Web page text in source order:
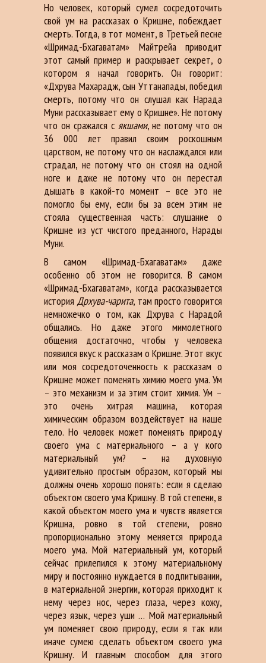
Но человек, который сумел сосредоточить
свой ум на рассказах о Кришне, побеждает
смерть. Тогда, в тот момент, в Третьей песне
«Шримад-Бхагаватам» Майтрейа приводит
этот самый пример и раскрывает секрет, о
котором я начал говорить. Он говорит:
«Дхрува Махарадж, сын Уттанапады, победил
смерть, потому что он слушал как Нарада
Муни рассказывает ему о Кришне». Не потому
что он сражался с якшами, не потому что он
36 000 лет правил своим роскошным
царством, не потому что он наслаждался или
страдал, не потому что он стоял на одной
ноге и даже не потому что он перестал
дышать в какой-то момент – все это не
помогло бы ему, если бы за всем этим не
стояла существенная часть: слушание о
Кришне из уст чистого преданного, Нарады
Муни.
В самом «Шримад-Бхагаватам» даже
особенно об этом не говорится. В самом
«Шримад-Бхагаватам», когда рассказывается
история Дрхува-чарита, там просто говорится
немножечко о том, как Дхрува с Нарадой
общались. Но даже этого мимолетного
общения достаточно, чтобы у человека
появился вкус к рассказам о Кришне. Этот вкус
или моя сосредоточенность к рассказам о
Кришне может поменять химию моего ума. Ум
– это механизм и за этим стоит химия. Ум –
это очень хитрая машина, которая
химическим образом воздействует на наше
тело. Но человек может поменять природу
своего ума с материального – а у кого
материальный ум? – на духовную
удивительно простым образом, который мы
должны очень хорошо понять: если я сделаю
объектом своего ума Кришну. В той степени, в
какой объектом моего ума и чувств является
Кришна, ровно в той степени, ровно
пропорционально этому меняется природа
моего ума. Мой материальный ум, который
сейчас прилепился к этому материальному
миру и постоянно нуждается в подпитывании,
в материальной энергии, которая приходит к
нему через нос, через глаза, через кожу,
через язык, через уши … Мой материальный
ум поменяет свою природу, если я так или
иначе сумею сделать объектом своего ума
Кришну. И главным способом для этого